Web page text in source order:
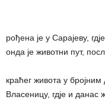
рођена је у Сарајеву,
онда је животни пут,
краћег живота у
Власеницу, гдје и данас